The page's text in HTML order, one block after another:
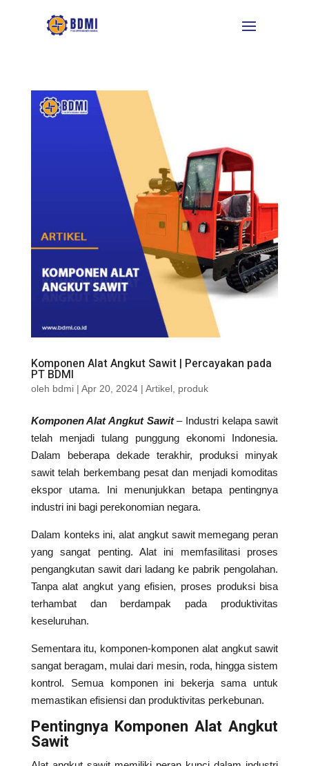
Komponen Alat Angkut Sawit | Percayakan pada
PT BDMI
oleh bdmi| Apr 20, 2024| Artikel, produk
Komponen Alat Angkut Sawit– Industri kelapa sawit
telah menjadi tulang punggung ekonomi Indonesia.
Dalam beberapa dekade terakhir, produksi minyak
sawit telah berkembang pesat dan menjadi komoditas
ekspor utama. Ini menunjukkan betapa pentingnya
industri ini bagi perekonomian negara.
Dalam konteks ini, alat angkut sawit memegang peran
yang sangat penting. Alat ini memfasilitasi proses
pengangkutan sawit dari ladang ke pabrik pengolahan.
Tanpa alat angkut yang efisien, proses produksi bisa
terhambat dan berdampak pada produktivitas
keseluruhan.
Sementara itu, komponen-komponen alat angkut sawit
sangat beragam, mulai dari mesin, roda, hingga sistem
kontrol. Semua komponen ini bekerja sama untuk
memastikan efisiensi dan produktivitas perkebunan.
Pentingnya Komponen Alat Angkut
Sawit